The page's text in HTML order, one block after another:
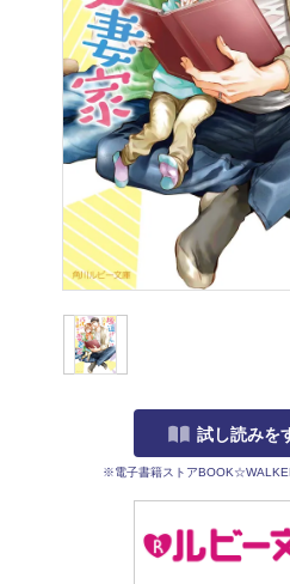
試し読みを
※電子書籍ストア